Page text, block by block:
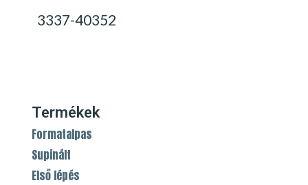
3337-40352
Termékek
Formatalpas
Supinált
Első lépés